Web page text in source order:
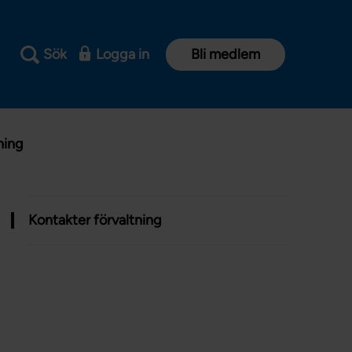
Sök Logga in Bli medlem
Kontakter förvaltning